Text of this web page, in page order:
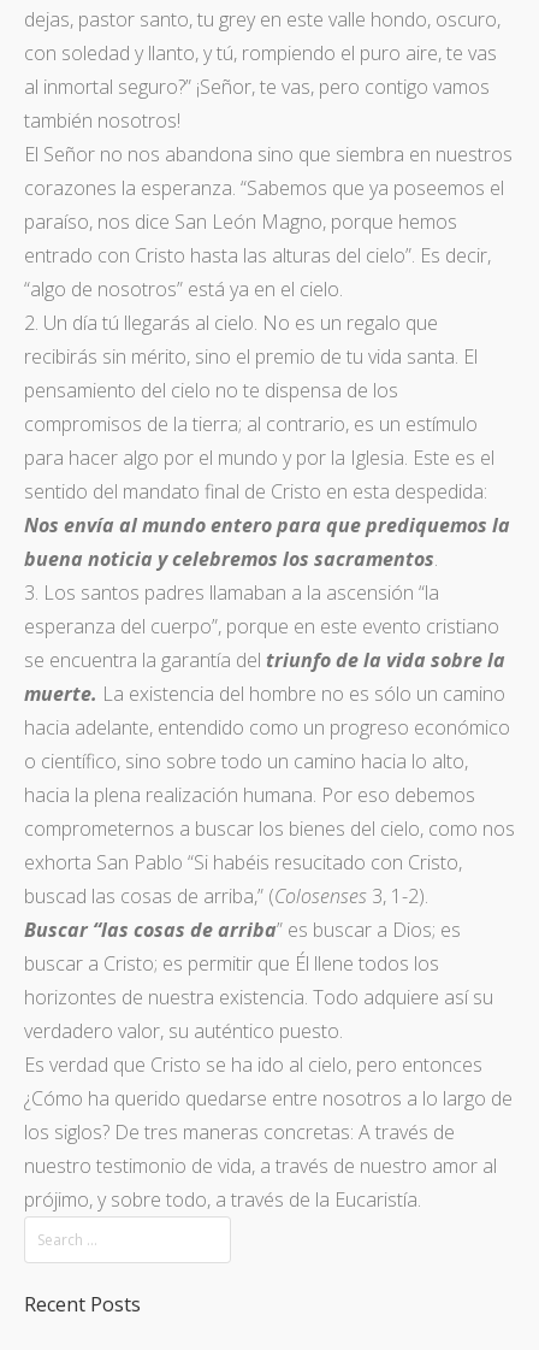
dejas, pastor santo, tu grey en este valle hondo, oscuro,
con soledad y llanto, y tú, rompiendo el puro aire, te vas
al inmortal seguro?” ¡Señor, te vas, pero contigo vamos
también nosotros!
El Señor no nos abandona sino que siembra en nuestros
corazones la esperanza. “Sabemos que ya poseemos el
paraíso, nos dice San León Magno, porque hemos
entrado con Cristo hasta las alturas del cielo”. Es decir,
“algo de nosotros” está ya en el cielo.
2. Un día tú llegarás al cielo. No es un regalo que
recibirás sin mérito, sino el premio de tu vida santa. El
pensamiento del cielo no te dispensa de los
compromisos de la tierra; al contrario, es un estímulo
para hacer algo por el mundo y por la Iglesia. Este es el
sentido del mandato final de Cristo en esta despedida:
Nos envía al mundo entero para que prediquemos la
buena noticia y celebremos los sacramentos.
3. Los santos padres llamaban a la ascensión “la
esperanza del cuerpo”, porque en este evento cristiano
se encuentra la garantía del triunfo de la vida sobre la
muerte. La existencia del hombre no es sólo un camino
hacia adelante, entendido como un progreso económico
o científico, sino sobre todo un camino hacia lo alto,
hacia la plena realización humana. Por eso debemos
comprometernos a buscar los bienes del cielo, como nos
exhorta San Pablo “Si habéis resucitado con Cristo,
buscad las cosas de arriba,” (Colosenses 3, 1-2).
Buscar “las cosas de arriba” es buscar a Dios; es
buscar a Cristo; es permitir que Él llene todos los
horizontes de nuestra existencia. Todo adquiere así su
verdadero valor, su auténtico puesto.
Es verdad que Cristo se ha ido al cielo, pero entonces
¿Cómo ha querido quedarse entre nosotros a lo largo de
los siglos? De tres maneras concretas: A través de
nuestro testimonio de vida, a través de nuestro amor al
prójimo, y sobre todo, a través de la Eucaristía.
Recent Posts